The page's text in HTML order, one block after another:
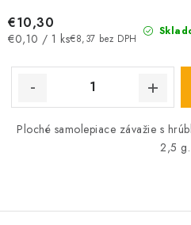
€8,37 bez DPH
€10,30
Jednotková
€0,10 / 1 ks
Ploché samolepiace závažie s
2,5 g.